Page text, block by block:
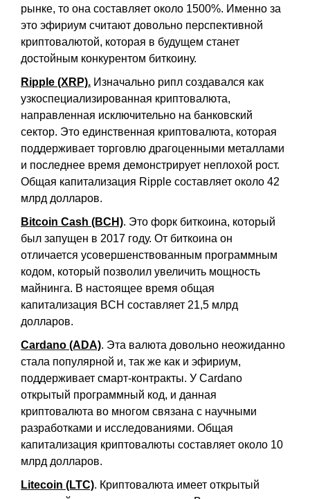
рынке, то она составляет около 1500%. Именно за
это эфириум считают довольно перспективной
криптовалютой, которая в будущем станет
достойным конкурентом биткоину.
Ripple (XRP). Изначально рипл создавался как
узкоспециализированная криптовалюта,
направленная исключительно на банковский
сектор. Это единственная криптовалюта, которая
поддерживает торговлю драгоценными металлами
и последнее время демонстрирует неплохой рост.
Общая капитализация Ripple составляет около 42
млрд долларов.
Bitcoin Cash (BCH). Это форк биткоина, который
был запущен в 2017 году. От биткоина он
отличается усовершенствованным программным
кодом, который позволил увеличить мощность
майнинга. В настоящее время общая
капитализация BCH составляет 21,5 млрд
долларов.
Cardano (ADA). Эта валюта довольно неожиданно
стала популярной и, так же как и эфириум,
поддерживает смарт-контракты. У Cardano
открытый программный код, и данная
криптовалюта во многом связана с научными
разработками и исследованиями. Общая
капитализация криптовалюты составляет около 10
млрд долларов.
Litecoin (LTC). Криптовалюта имеет открытый